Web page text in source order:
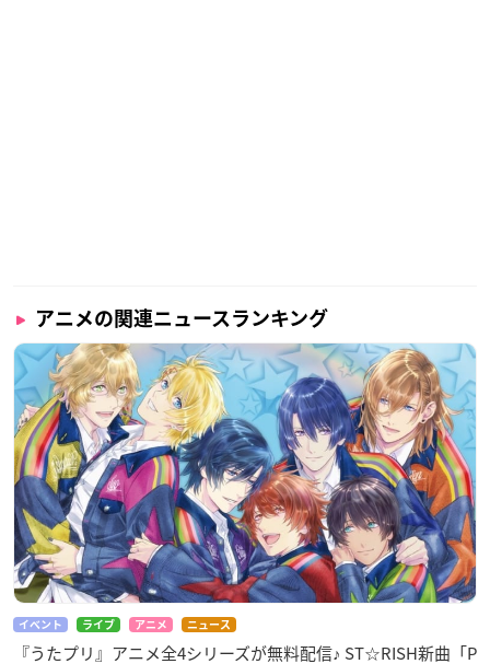
アニメの関連ニュースランキング
イベント ライブ アニメ ニュース
『うたプリ』アニメ全4シリーズが無料配信♪ ST☆RISH新曲「P